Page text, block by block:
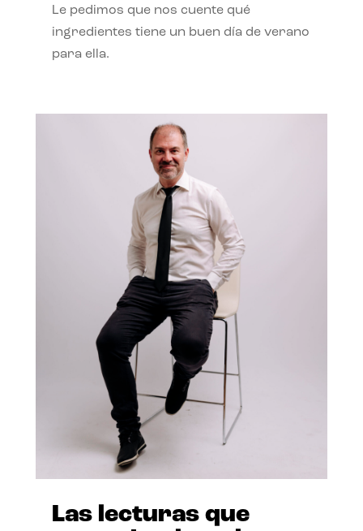
Le pedimos que nos cuente qué
ingredientes tiene un buen día de verano
para ella.
Las lecturas que